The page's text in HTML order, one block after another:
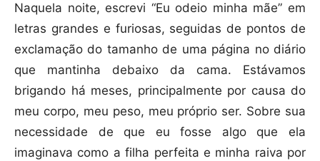
Naquela noite, escrevi “Eu odeio minha mãe” em
letras grandes e furiosas, seguidas de pontos de
exclamação do tamanho de uma página no diário
que mantinha debaixo da cama. Estávamos
brigando há meses, principalmente por causa do
meu corpo, meu peso, meu próprio ser. Sobre sua
necessidade de que eu fosse algo que ela
imaginava como a filha perfeita e minha raiva por